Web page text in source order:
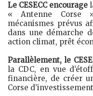
Le CESECC encourage
« Antenne Corse
mécanismes prévus
dans une démarche
action climat, prêt
Parallèlement, le
la CDC, en vue
financière, de créer
Corse